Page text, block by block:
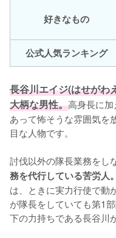
好きなもの
公式人気ランキング
長谷川エイジ(はせがわ
大柄な男性。高身長に
あって怖そうな雰囲気を
目な人物です。
討伐以外の隊長業務をし
務を代行している苦労人。
は、ときに実力行使で動
が隊長をしていても第1
下の力持ちである長谷川